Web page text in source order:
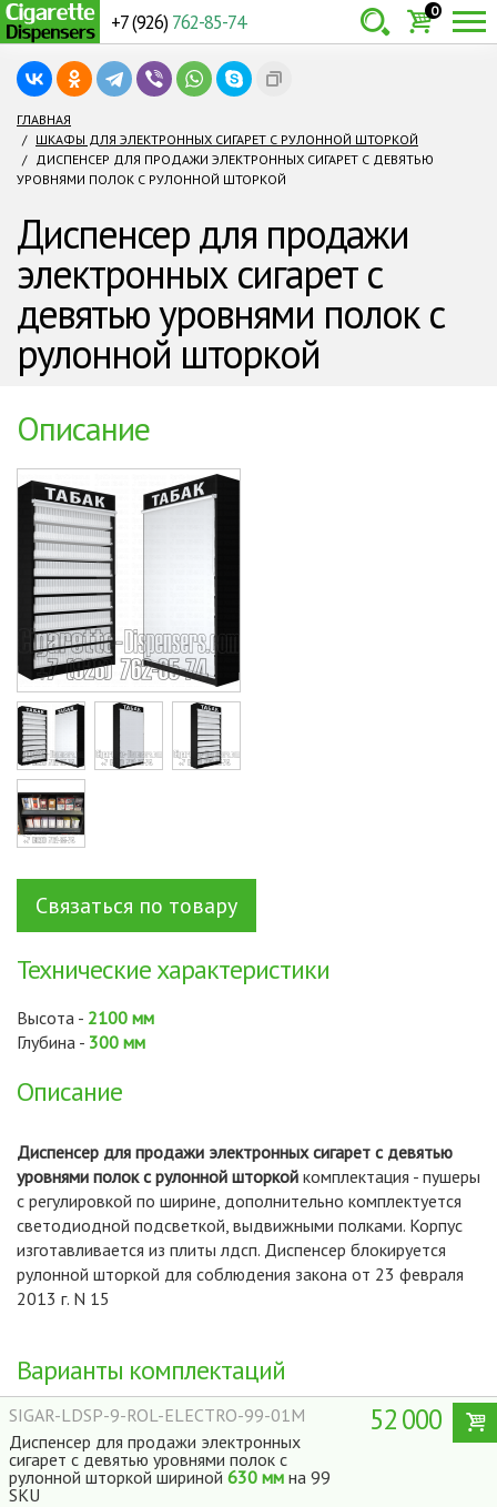
Cigarette
+7 (926)762-85-74 0
0
руб.
ГЛАВНАЯ
ШКАФЫ ДЛЯ ЭЛЕКТРОННЫХ СИГАРЕТ С РУЛОННОЙ ШТОРКОЙ
ДИСПЕНСЕР ДЛЯ ПРОДАЖИ ЭЛЕКТРОННЫХ СИГАРЕТ С ДЕВЯТЬЮ
УРОВНЯМИ ПОЛОК С РУЛОННОЙ ШТОРКОЙ
Диспенсер для продажи
электронных сигарет с
девятью уровнями полок с
рулонной шторкой
Описание
Связаться по товару
Технические характеристики
Высота - 2100 мм
Глубина - 300 мм
Описание
Диспенсер для продажи электронных сигарет с девятью
уровнями полок с рулонной шторкой комплектация - пушеры
с регулировкой по ширине, дополнительно комплектуется
светодиодной подсветкой, выдвижными полками. Корпус
изготавливается из плиты лдсп. Диспенсер блокируется
рулонной шторкой для соблюдения закона от 23 февраля
2013 г. N 15
Варианты комплектаций
SIGAR-LDSP-9-ROL-ELECTRO-99-01M
Диспенсер для продажи электронных
сигарет с девятью уровнями полок с
рулонной шторкой шириной 630 мм на 99
SKU
52 000